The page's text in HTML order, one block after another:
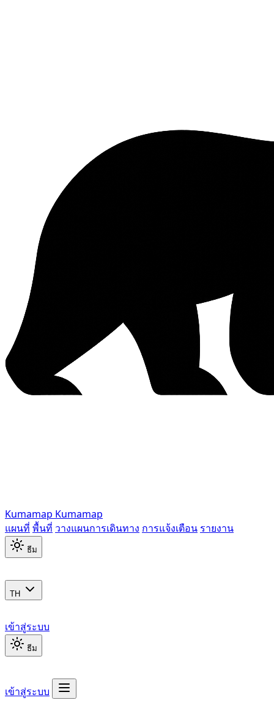
Kumamap Kumamap
แผนที่ พื้นที่ วางแผนการเดินทาง การแจ้งเตือน รายงาน
ธีม
TH
เข้าสู่ระบบ
ธีม
เข้าสู่ระบบ